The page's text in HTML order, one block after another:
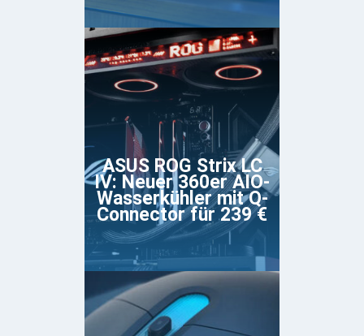
ASUS ROG Strix LC
IV: Neuer 360er AIO-
Wasserkühler mit Q-
Connector für 239 €